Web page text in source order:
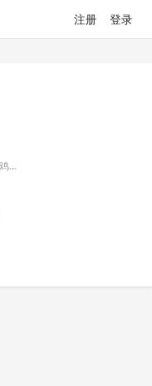
注册 登录
日常工作职业划水，编程讨论菜鸡互啄